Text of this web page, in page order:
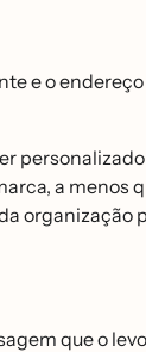
e o
a menos
que o